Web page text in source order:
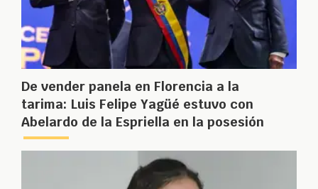
De vender panela en Florencia a la
tarima: Luis Felipe Yagüé estuvo con
Abelardo de la Espriella en la posesión